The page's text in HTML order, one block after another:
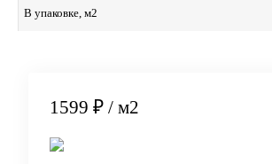
В упаковке, м2
1599 ₽ / м2